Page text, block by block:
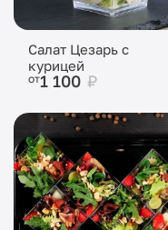
Салат Цезарь с
курицей
от1 100 ₽